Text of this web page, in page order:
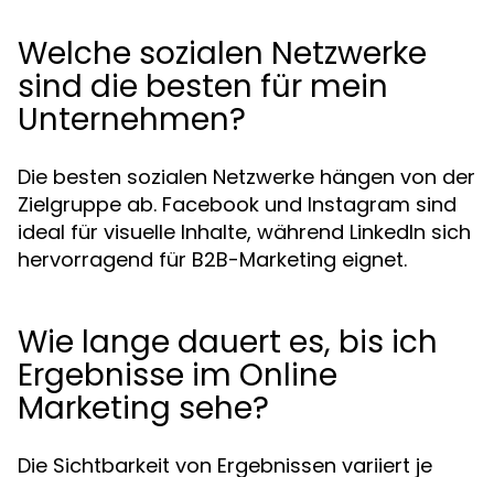
Welche sozialen Netzwerke
sind die besten für mein
Unternehmen?
Die besten sozialen Netzwerke hängen von der
Zielgruppe ab. Facebook und Instagram sind
ideal für visuelle Inhalte, während LinkedIn sich
hervorragend für B2B-Marketing eignet.
Wie lange dauert es, bis ich
Ergebnisse im Online
Marketing sehe?
Die Sichtbarkeit von Ergebnissen variiert je